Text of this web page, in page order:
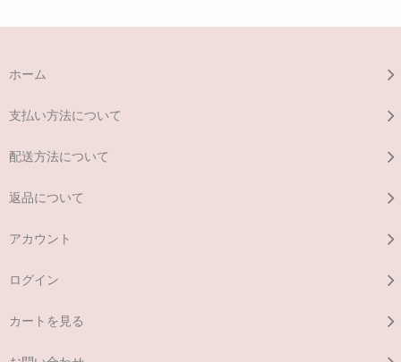
ホーム
支払い方法について
配送方法について
返品について
アカウント
ログイン
カートを見る